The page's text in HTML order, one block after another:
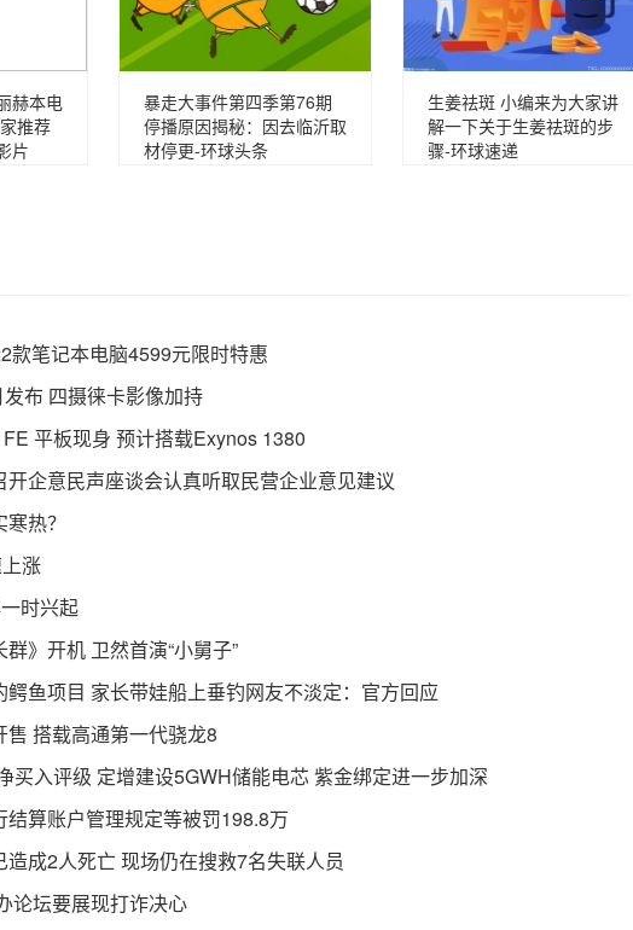
赫本电
推荐
片
暴走大事件第四季第76期
停播原因揭秘：因去临沂取
材停更-环球头条
生姜祛斑 小编来为大家讲
解一下关于生姜祛斑的步
骤-环球速递
款笔记本电脑4599元限时特惠
布 四摄徕卡影像加持
平板现身 预计搭载Exynos 1380
开企意民声座谈会认真听取民营企业意见建议
热？
涨
时兴起
》开机 卫然首演“小舅子”
鳄鱼项目 家长带娃船上垂钓网友不淡定：官方回应
搭载高通第一代骁龙8
买入评级 定增建设5GWH储能电芯 紫金绑定进一步加深
结算账户管理规定等被罚198.8万
成2人死亡 现场仍在搜救7名失联人员
坛要展现打诈决心